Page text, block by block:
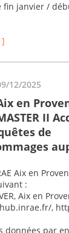
fin janvier /
12/2025
en
II
de
Aix en
:
Aix en
,
données par